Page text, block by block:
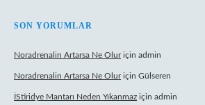
SON YORUMLAR
Noradrenalin Artarsa Ne Oluriçin admin
Noradrenalin Artarsa Ne Oluriçin Gülseren
İStiridye Mantarı Neden Yıkanmaz için admin